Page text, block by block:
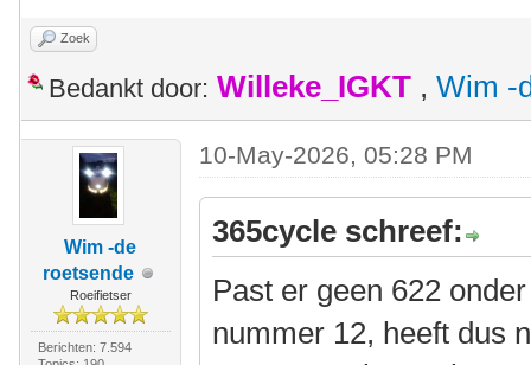
Zoek
Bedankt door: Willeke_IGKT , Wim -
Wim -de
roetsende
Roeifietser
Berichten: 7.594
10-May-2026, 05:28 PM
365cycle schreef:
Past er geen 622
nummer 12, heeft dus